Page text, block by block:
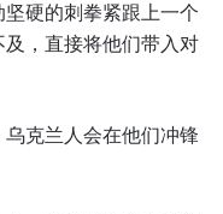
硬的刺拳紧跟上一个
，直接将他们带入对
克兰人会在他们冲锋